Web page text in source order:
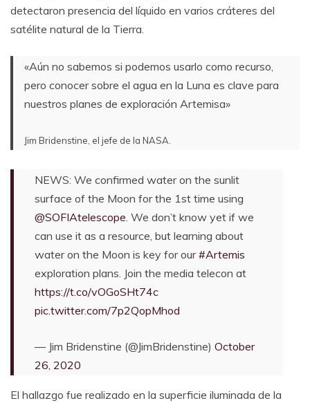
detectaron presencia del líquido en varios cráteres del
satélite natural de la Tierra.
«Aún no sabemos si podemos usarlo como recurso,
pero conocer sobre el agua en la Luna es clave para
nuestros planes de exploración Artemisa»
Jim Bridenstine, el jefe de la NASA.
NEWS: We confirmed water on the sunlit
surface of the Moon for the 1st time using
@SOFIAtelescope. We don’t know yet if we
can use it as a resource, but learning about
water on the Moon is key for our#Artemis
exploration plans. Join the media telecon at
https://t.co/vOGoSHt74c
pic.twitter.com/7p2QopMhod
— Jim Bridenstine (@JimBridenstine) October
26, 2020
El hallazgo fue realizado en la superficie iluminada de la